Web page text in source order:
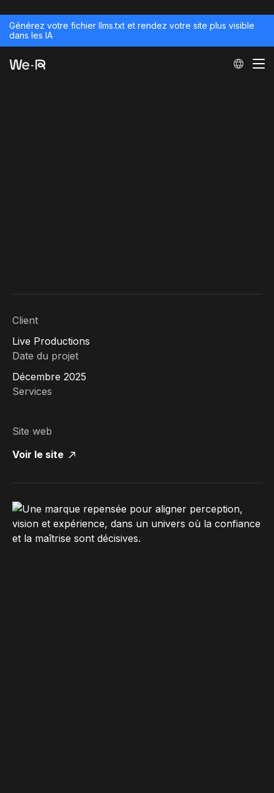
Générez votre fichier llms.txt et rendez votre site plus visible
dans les IA
Client
Live Productions
Date du projet
Décembre 2025
Services
Site web
Voir le site